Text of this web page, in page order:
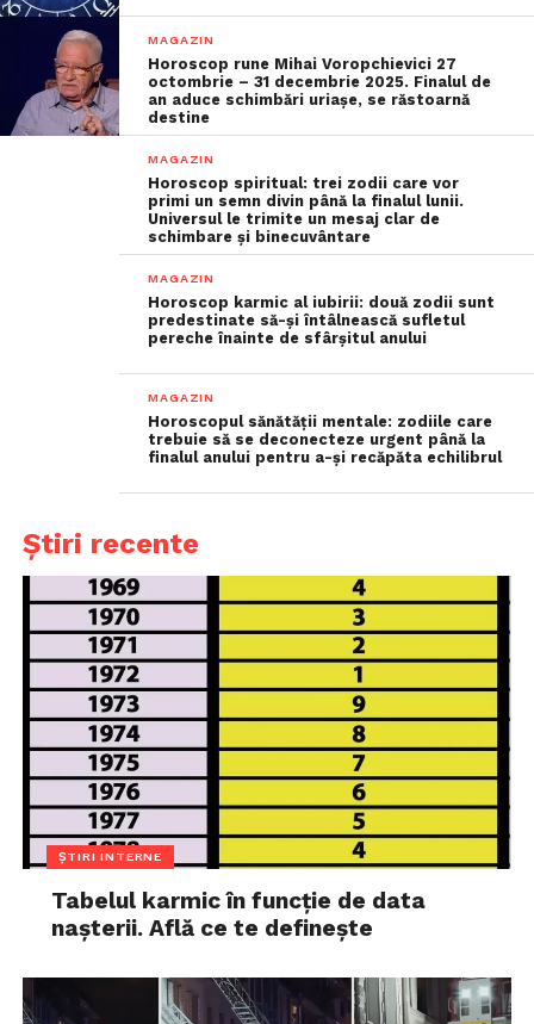
MAGAZIN
Horoscop rune Mihai Voropchievici 27
octombrie – 31 decembrie 2025. Finalul de
an aduce schimbări uriașe, se răstoarnă
destine
MAGAZIN
Horoscop spiritual: trei zodii care vor
primi un semn divin până la finalul lunii.
Universul le trimite un mesaj clar de
schimbare și binecuvântare
MAGAZIN
Horoscop karmic al iubirii: două zodii sunt
predestinate să-și întâlnească sufletul
pereche înainte de sfârșitul anului
MAGAZIN
Horoscopul sănătății mentale: zodiile care
trebuie să se deconecteze urgent până la
finalul anului pentru a-și recăpăta echilibrul
Știri recente
ȘTIRI INTERNE
Tabelul karmic în funcție de data
nașterii. Află ce te definește